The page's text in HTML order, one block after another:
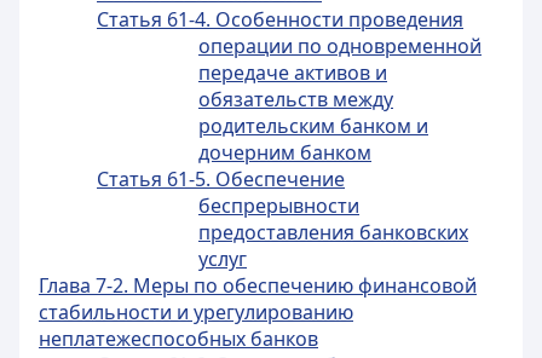
Статья 61-4. Особенности проведения
операции по одновременной
передаче активов и
обязательств между
родительским банком и
дочерним банком
Статья 61-5. Обеспечение
беспрерывности
предоставления банковских
услуг
Глава 7-2. Меры по обеспечению финансовой
стабильности и урегулированию
неплатежеспособных банков